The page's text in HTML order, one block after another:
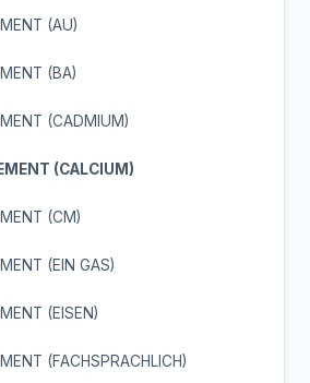
(AU)
(BA)
(CADMIUM)
(CALCIUM)
(CM)
(EIN GAS)
(EISEN)
(FACHSPRACHLICH)